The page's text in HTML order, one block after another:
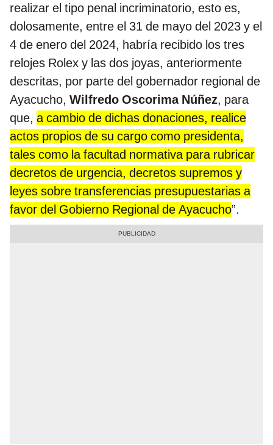
realizar el tipo penal incriminatorio, esto es,
dolosamente, entre el 31 de mayo del 2023 y el
4 de enero del 2024, habría recibido los tres
relojes Rolex y las dos joyas, anteriormente
descritas, por parte del gobernador regional de
Ayacucho, Wilfredo Oscorima Núñez, para
que, a cambio de dichas donaciones, realice
actos propios de su cargo como presidenta,
tales como la facultad normativa para rubricar
decretos de urgencia, decretos supremos y
leyes sobre transferencias presupuestarias a
favor del Gobierno Regional de Ayacucho”.